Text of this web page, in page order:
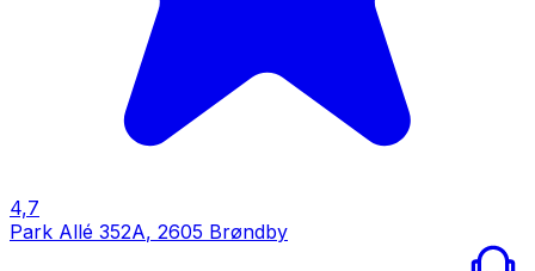
4,7
Park Allé 352A, 2605 Brøndby